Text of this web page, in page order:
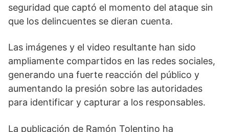
seguridad que captó el momento del ataque sin
que los delincuentes se dieran cuenta.
Las imágenes y el video resultante han sido
ampliamente compartidos en las redes sociales,
generando una fuerte reacción del público y
aumentando la presión sobre las autoridades
para identificar y capturar a los responsables.
La publicación de Ramón Tolentino ha